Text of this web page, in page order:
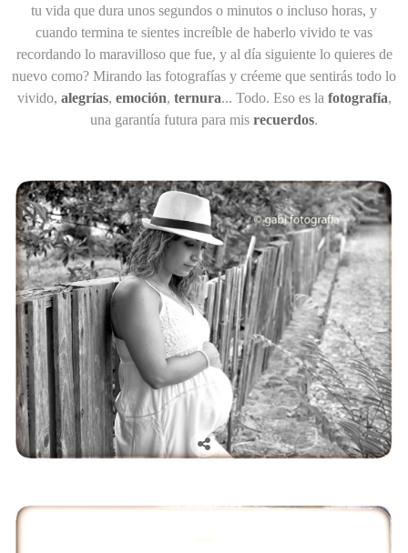
tu vida que dura unos segundos o minutos o incluso horas, y
cuando termina te sientes increíble de haberlo vivido te vas
recordando lo maravilloso que fue, y al día siguiente lo quieres de
nuevo como? Mirando las fotografías y créeme que sentirás todo lo
vivido, alegrías, emoción, ternura... Todo. Eso es la fotografía,
una garantía futura para mis recuerdos.